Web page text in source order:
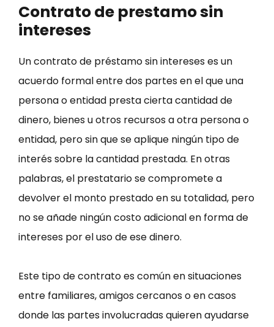
Contrato de prestamo sin
intereses
Un contrato de préstamo sin intereses es un
acuerdo formal entre dos partes en el que una
persona o entidad presta cierta cantidad de
dinero, bienes u otros recursos a otra persona o
entidad, pero sin que se aplique ningún tipo de
interés sobre la cantidad prestada. En otras
palabras, el prestatario se compromete a
devolver el monto prestado en su totalidad, pero
no se añade ningún costo adicional en forma de
intereses por el uso de ese dinero.
Este tipo de contrato es común en situaciones
entre familiares, amigos cercanos o en casos
donde las partes involucradas quieren ayudarse